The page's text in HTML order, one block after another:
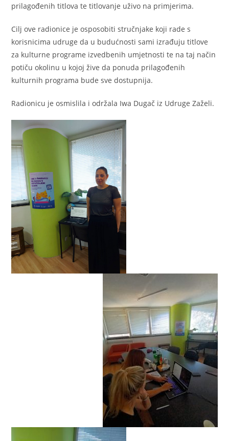
prilagođenih titlova te titlovanje uživo na primjerima.
Cilj ove radionice je osposobiti stručnjake koji rade s
korisnicima udruge da u budućnosti sami izrađuju titlove
za kulturne programe izvedbenih umjetnosti te na taj način
potiču okolinu u kojoj žive da ponuda prilagođenih
kulturnih programa bude sve dostupnija.
Radionicu je osmislila i održala Iwa Dugač iz Udruge Zaželi.